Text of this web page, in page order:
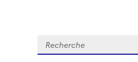
Recherche